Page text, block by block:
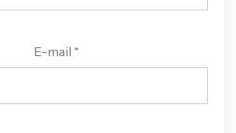
E-mail *